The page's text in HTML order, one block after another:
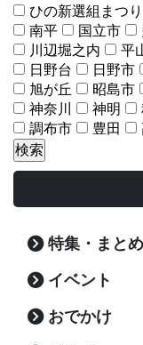
ひの新選組まつり
南平
国立市
川辺堀之内
平
日野台
日野市
旭が丘
昭島市
神奈川
神明
調布市
豊田
特集・まとめ
イベント
おでかけ